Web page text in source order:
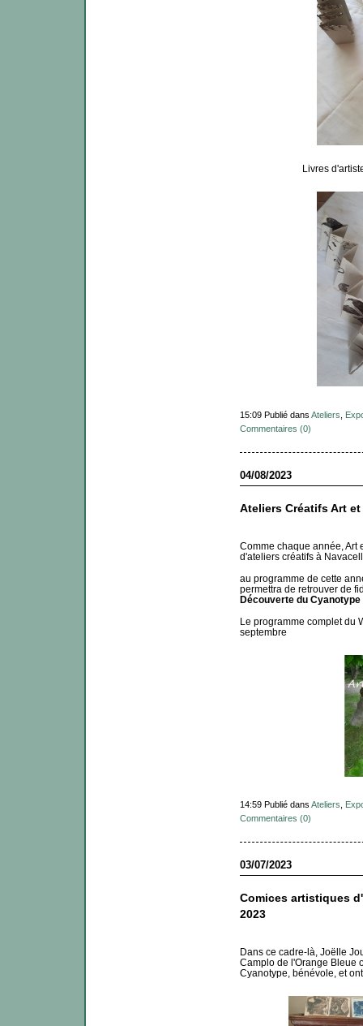
Livres
15:09 Publié dans Ateliers
Commentaires (0)
04/08/2023
Ateliers Créatifs Art et
Comme chaque année, Art
d'ateliers créatifs à
au programme de cette
permettra de retrouver de
Découverte du Cyanotype
Le programme complet du
septembre
14:59 Publié dans Ateliers
Commentaires (0)
03/07/2023
Comices artistiques
2023
Dans ce cadre-là, Joëlle
Camplo de l'Orange Bleue
Cyanotype, bénévole, et